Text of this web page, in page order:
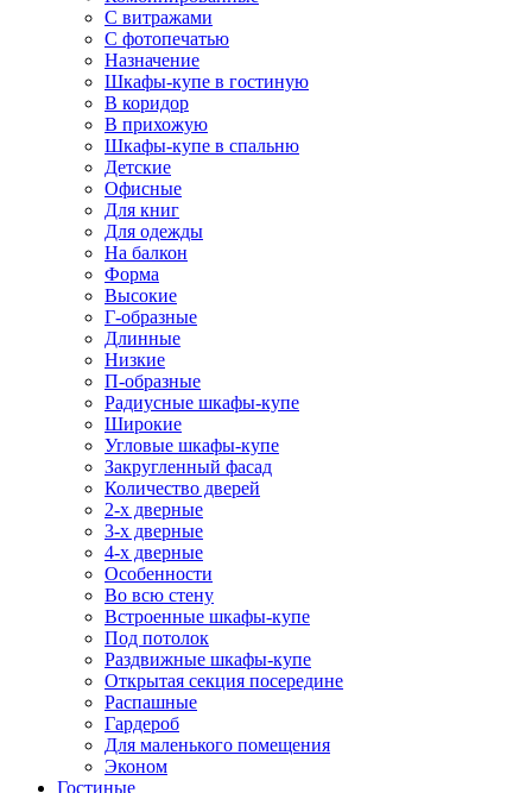
С витражами
С фотопечатью
Назначение
Шкафы-купе в гостиную
В коридор
В прихожую
Шкафы-купе в спальню
Детские
Офисные
Для книг
Для одежды
На балкон
Форма
Высокие
Г-образные
Длинные
Низкие
П-образные
Радиусные шкафы-купе
Широкие
Угловые шкафы-купе
Закругленный фасад
Количество дверей
2-х дверные
3-х дверные
4-х дверные
Особенности
Во всю стену
Встроенные шкафы-купе
Под потолок
Раздвижные шкафы-купе
Открытая секция посередине
Распашные
Гардероб
Для маленького помещения
Эконом
Гостиные